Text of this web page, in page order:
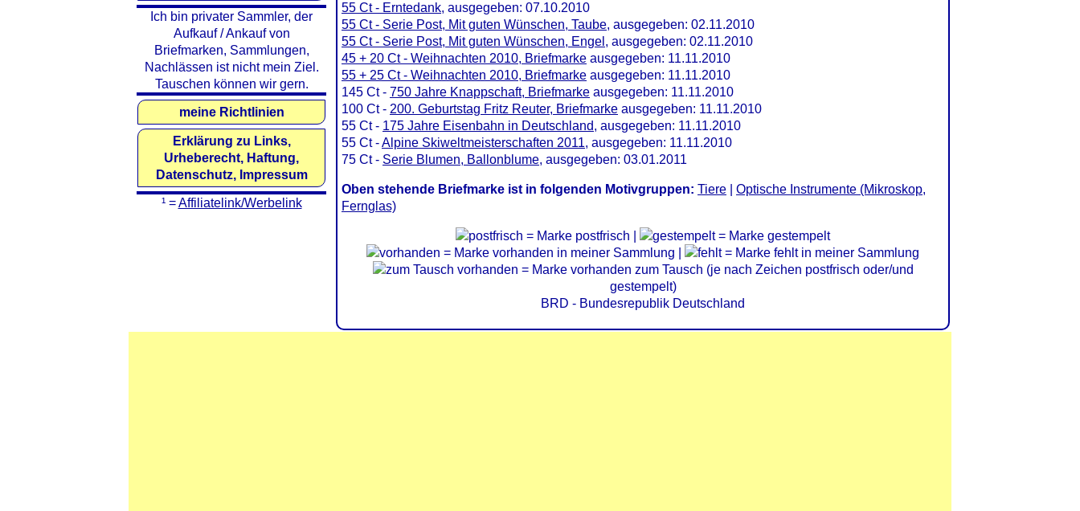
55 Ct - Erntedank, ausgegeben: 07.10.2010
55 Ct - Serie Post, Mit guten Wünschen, Taube, ausgegeben: 02.11.2010
55 Ct - Serie Post, Mit guten Wünschen, Engel , ausgegeben: 02.11.2010
45 + 20 Ct - Weihnachten 2010, Briefmarke ausgegeben: 11.11.2010
55 + 25 Ct - Weihnachten 2010, Briefmarke ausgegeben: 11.11.2010
145 Ct - 750 Jahre Knappschaft, Briefmarke ausgegeben: 11.11.2010
100 Ct - 200. Geburtstag Fritz Reuter, Briefmarke ausgegeben: 11.11.2010
55 Ct - 175 Jahre Eisenbahn in Deutschland, ausgegeben: 11.11.2010
55 Ct -Alpine Skiweltmeisterschaften 2011, ausgegeben: 11.11.2010
75 Ct - Serie Blumen, Ballonblume, ausgegeben: 03.01.2011
Oben stehende Briefmarke ist in folgenden Motivgruppen: Tiere
Optische Instrumente (Mikroskop,
Fernglas)
= Marke postfrisch |
= Marke gestempelt
= Marke vorhanden in meiner Sammlung |
= Marke fehlt in meiner Sammlung
= Marke vorhanden zum Tausch (je nach Zeichen postfrisch oder/und
gestempelt)
BRD - Bundesrepublik Deutschland
Ich bin privater Sammler, der
Aufkauf / Ankauf von
Briefmarken, Sammlungen,
Nachlässen ist nicht mein Ziel.
Tauschen können wir gern.
meine Richtlinien
Erklärung zu Links,
Urheberecht, Haftung,
Datenschutz, Impressum
¹ =Affiliatelink/Werbelink